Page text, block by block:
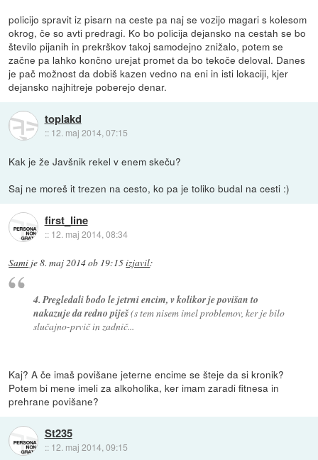
policijo spravit iz pisarn na ceste pa naj se vozijo magari s kolesom
okrog, če so avti predragi. Ko bo policija dejansko na cestah se bo
število pijanih in prekrškov takoj samodejno znižalo, potem se
začne pa lahko končno urejat promet da bo tekoče deloval. Danes
je pač možnost da dobiš kazen vedno na eni in isti lokaciji, kjer
dejansko najhitreje poberejo denar.
toplakd
:: 12. maj 2014, 07:15
Kak je že Javšnik rekel v enem skeču?
Saj ne moreš it trezen na cesto, ko pa je toliko budal na cesti :)
first_line
:: 12. maj 2014, 08:34
Sami je8. maj 2014 ob 19:15izjavil:
4. Pregledali bodo le jetrni encim, v kolikor je povišan to
nakazuje da redno piješ(s tem nisem imel problemov, ker je bilo
slučajno-prvič in zadnič...
Kaj? A če imaš povišane jeterne encime se šteje da si kronik?
Potem bi mene imeli za alkoholika, ker imam zaradi fitnesa in
prehrane povišane?
St235
:: 12. maj 2014, 09:15